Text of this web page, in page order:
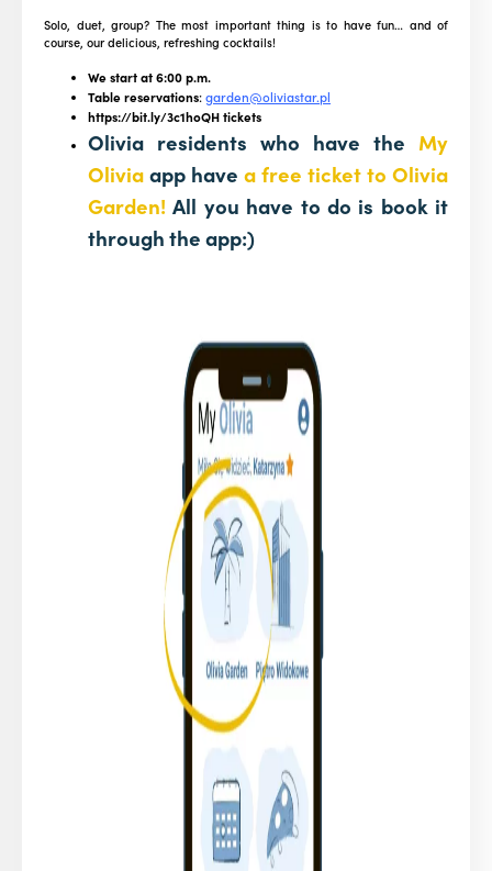
Solo, duet, group? The most important thing is to have fun… and of
course, our delicious, refreshing cocktails!
We start at 6:00 p.m.
Table reservations:garden@oliviastar.pl
https://bit.ly/3c1hoQH tickets
Olivia residents who have the My
Oliviaapp have a free ticket to Olivia
Garden!All you have to do is book it
through the app:)